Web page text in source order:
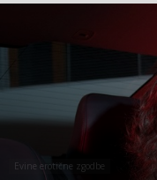
Evine erotične zgodbe